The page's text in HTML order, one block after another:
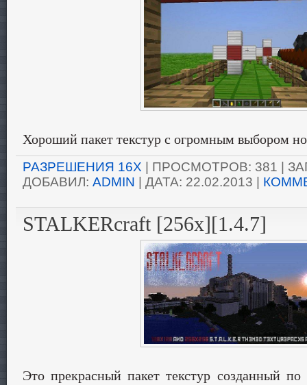
Хороший пакет текстур с огромным выбором
РАЗРЕШЕНИЯ 16X | ПРОСМОТРОВ: 381 |
ДОБАВИЛ: ADMIN | ДАТА: 22.02.2013
STALKERcraft [256x][1.4.7]
Это прекрасный пакет текстур созданный